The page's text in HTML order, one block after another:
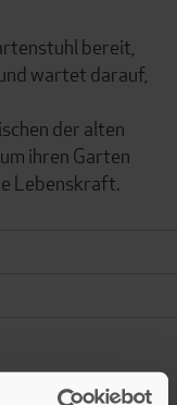
bereit,
wartet darauf,
der alten
ihren Garten
Lebenskraft.